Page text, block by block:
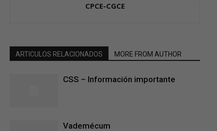
CPCE-CGCE
ARTICULOS RELACIONADOS MORE FROM AUTHOR
CSS – Información importante
Vademécum